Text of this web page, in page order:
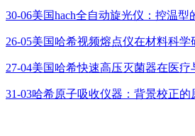
30-06美国hach全自动旋光仪：控温型
26-05美国哈希视频熔点仪在材料科学
27-04美国哈希快速高压灭菌器在医疗
31-03哈希原子吸收仪器：背景校正的